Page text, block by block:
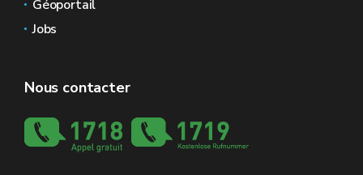
Géoportail
Jobs
Nous contacter